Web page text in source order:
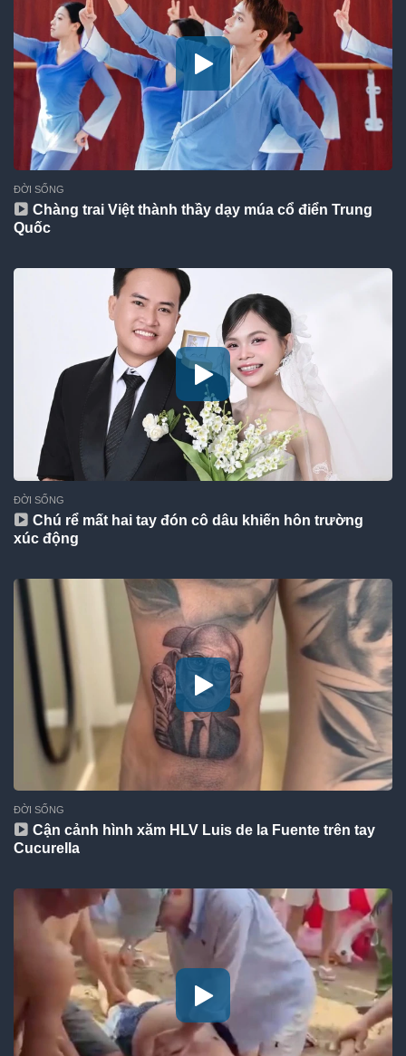
ĐỜI SỐNG
Chàng trai Việt thành thầy dạy múa cổ điển Trung
Quốc
ĐỜI SỐNG
Chú rể mất hai tay đón cô dâu khiến hôn trường
xúc động
ĐỜI SỐNG
Cận cảnh hình xăm HLV Luis de la Fuente trên tay
Cucurella